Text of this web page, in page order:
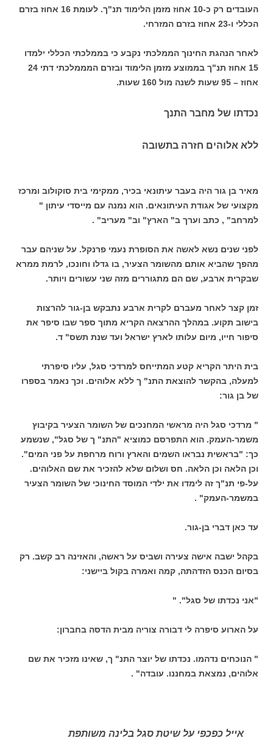
העובדים רק כ-10 אחוז מזמן הלימוד תנ"ך. לעומת 16 אחוז בזרם
הכללי ו-23 אחוז בזרם המזרחי.
לאחר הנהגת החינוך הממלכתי נקבע כי בממלכתי הכללי ילמדו
15 אחוז תנ"ך בממוצע מזמן הלימוד ובזרם המממלכתי דתי 24
אחוז – 95 שעות לשנה מול 160 שעות.
נכדתו של מחבר התנך
ללא אלוהים חזרה בתשובה
מאיר בן גור היה בעבר עיתונאי בכיר, ממקימי בית סוקולוב ומרכז
מקצועי של אגודת העיתונאים. הוא נמנה עם מייסדי עיתון "
למרחב" , כתב וערך ב" הארץ" וב" מעריב" .
לפני שנים נשא לאשה את הסופרת נעמי פרנקל. על שניהם עבר
מהפך שהביא אותם מהשומר הצעיר, בו גדלו וחונכו, לרמת ממרא
שבקרית ארבע, שם הם מתגוררים מזה שני עשורים ויותר.
זמן קצר לאחר מעברם לקרית ארבע נתבקש בן-גור להרצות
בישוב תקוע. במהלך ההרצאה הקריא מתוך ספר שבו סיפר את
סיפור חייו, מיום עלותו לארץ ישראל ועד שנת תשס" ד.
בית היתר הקריא קטע המתייחס למרדכי סגל, עליו סיפרתי
למעלה, בהקשר להוצאת התנ" ך ללא אלוהים. וכך נאמר בספרו
של בן גור:
" מרדכי סגל היה מראשי המחנכים של השומר הצעיר בקיבוץ
משמר-העמק. הוא התפרסם כמוציא "התנ" ך של סגל", שנשמע
כך: "בראשית נבראו השמים והארץ ורוח מרחפת על פני המים".
וכן הלאה וכן הלאה. חס ושלום שלא להזכיר את שם האלוהים.
על-פי תנ"ך זה לימדו את ילדי המוסד החינוכי של השומר הצעיר
במשמר-העמק" .
עד כאן דברי בן-גור.
בקהל ישבה אישה צעירה ושביס על ראשה, והאזינה רב קשב. רק
בסיום הכנס הזדהתה, קמה ואמרה בקול ביישני:
"אני נכדתו של סגל". "
על הארוע סיפרה לי דבורה צוריה מבית הדסה בחברון:
" הנוכחים נדהמו. נכדתו של יוצר התנ" ך, שאינו מזכיר את שם
אלוהים, נמצאת במחננו. עובדה" .
אייל כפכפי על שיטת סגל בלינה משותפת